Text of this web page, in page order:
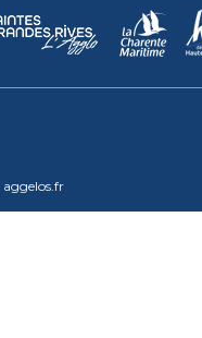
aggelos.fr